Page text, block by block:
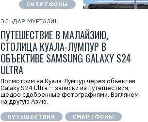
СМАРТФОНЫ
ЭЛЬДАР МУРТАЗИН
ПУТЕШЕСТВИЕ В МАЛАЙЗИЮ,
СТОЛИЦА КУАЛА-ЛУМПУР В
ОБЪЕКТИВЕ SAMSUNG GALAXY S24
ULTRA
Посмотрим на Куала-Лумпур через объектив
Galaxy S24 Ultra – записки из путешествия,
щедро сдобренные фотографиями. Взглянем
на другую Азию.
ПУТЕШЕСТВИЯ СМАРТФОНЫ